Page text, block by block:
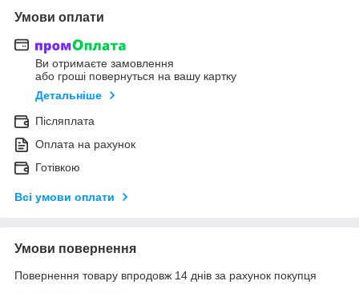
Умови оплати
Ви отримаєте замовлення
або гроші повернуться на вашу картку
Детальніше
Післяплата
Оплата на рахунок
Готівкою
Всі умови оплати
Умови повернення
Повернення товару впродовж 14 днів за рахунок покупця